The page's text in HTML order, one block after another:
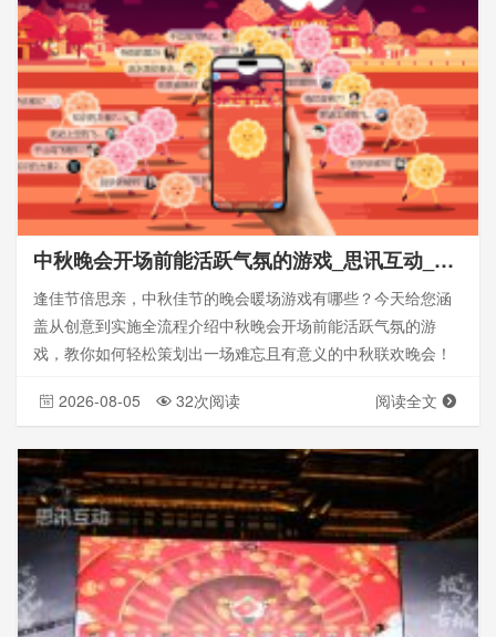
中秋晚会开场前能活跃气氛的游戏_思讯互动_活动策划
逢佳节倍思亲，中秋佳节的晚会暖场游戏有哪些？今天给您涵
盖从创意到实施全流程介绍中秋晚会开场前能活跃气氛的游
戏，教你如何轻松策划出一场难忘且有意义的中秋联欢晚会！
2026-08-05 32次阅读 阅读全文